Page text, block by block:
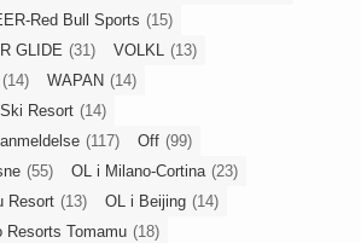
Red Bull Sports (15)
GLIDE (31) VOLKL (13)
(14) WAPAN (14)
Resort (14)
(117) Off (99)
(55) OL i Milano-Cortina (23)
Resort (13) OL i Beijing (14)
Resorts Tomamu (18)